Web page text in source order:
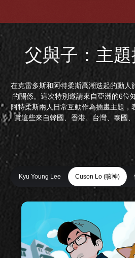
父與子：主
在克雷多斯和阿特柔斯高潮迭起的動人
的關係。這次特別邀請來自亞洲的6位
阿特柔斯兩人日常互動作為插畫主題，
賞這些來自韓國、香港、台灣、泰國
Kyu Young Lee Cuson Lo (咳神)